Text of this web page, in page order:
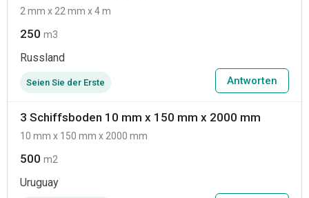
2 mm x 22 mm x 4 m
250 m3
Russland
Seien Sie der Erste Antworten
3 Schiffsboden 10 mm x 150 mm x 2000 mm
10 mm x 150 mm x 2000 mm
500 m2
Uruguay